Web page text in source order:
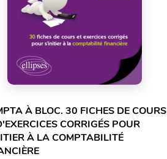
À BLOC. 30 FICHES DE COURS
CORRIGÉS POUR
À LA COMPTABILITÉ